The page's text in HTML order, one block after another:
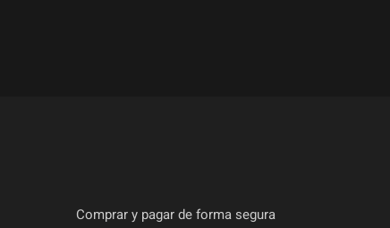
Comprar y pagar de forma segura